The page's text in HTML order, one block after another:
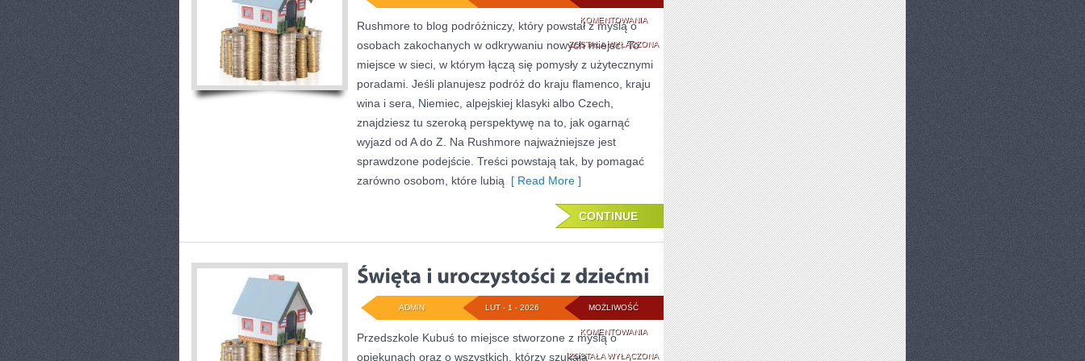
KOMENTOWANIAHOLANDIA
ZOSTAŁA WYŁĄCZONA
Rushmore to blog podróżniczy, który powstał z myślą o
osobach zakochanych w odkrywaniu nowych miejsc. To
miejsce w sieci, w którym łączą się pomysły z użytecznymi
poradami. Jeśli planujesz podróż do kraju flamenco, kraju
wina i sera, Niemiec, alpejskiej klasyki albo Czech,
znajdziesz tu szeroką perspektywę na to, jak ogarnąć
wyjazd od A do Z. Na Rushmore najważniejsze jest
sprawdzone podejście. Treści powstają tak, by pomagać
zarówno osobom, które lubią [ Read More ]
CONTINUE
MOŻLIWOŚĆ
KOMENTOWANIAŚWIĘTA
I
ZOSTAŁA WYŁĄCZONA
LUT - 1 - 2026
ADMIN
Przedszkole Kubuś to miejsce stworzone z myślą o
opiekunach oraz o wszystkich, którzy szukają